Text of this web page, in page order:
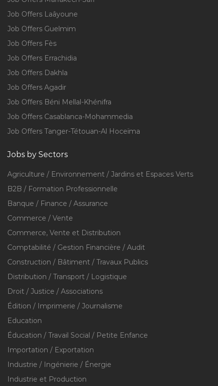
Job Offers Laâyoune
Job Offers Guelmim
Job Offers Fès
Job Offers Errachidia
Job Offers Dakhla
Job Offers Agadir
Job Offers Béni Mellal-Khénifra
Job Offers Casablanca-Mohammedia
Job Offers Tanger-Tétouan-Al Hoceïma
Jobs by Sectors
Agriculture / Environnement / Jardins et Espaces Verts
B2B / Formation Professionnelle
Banque / Finance / Assurance
Commerce / Vente
Commerce, Vente et Distribution
Comptabilité / Gestion Financière / Audit
Construction / Bâtiment / Travaux Publics
Distribution / Transport / Logistique
Droit / Justice / Associations
Édition / Imprimerie / Journalisme
Education
Éducation / Travail Social / Petite Enfance
Importation / Exportation
Industrie / Ingénierie / Énergie
Industrie et Production